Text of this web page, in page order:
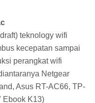
teknology wifi
kecepatan sampai
perangkat wifi
Netgear
Asus RT-AC66, TP-
Ebook K13)